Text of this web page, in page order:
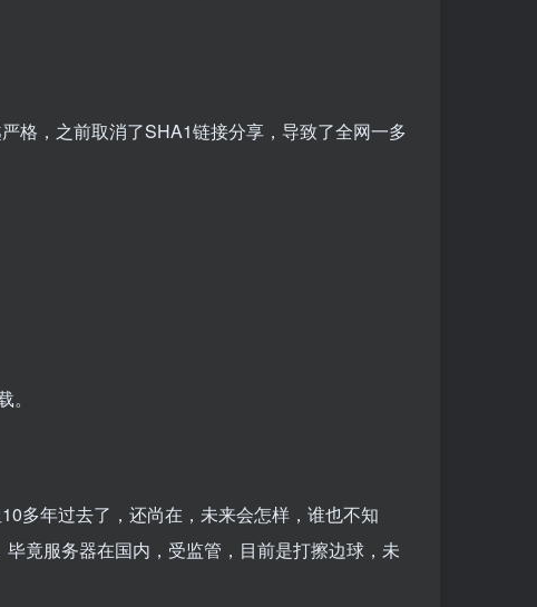
格，之前取消了SHA1链接分享，导致了全网一多
多年过去了，还尚在，未来会怎样，谁也不知
竟服务器在国内，受监管，目前是打擦边球，未